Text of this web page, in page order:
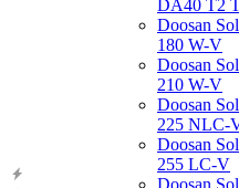
DA40 T2
Doosan
180 W-V
Doosan
210 W-V
Doosan
225 NLC-
Doosan
255 LC-V
Doosan